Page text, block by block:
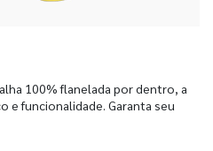
100% flanelada por dentro, a
e funcionalidade. Garanta seu